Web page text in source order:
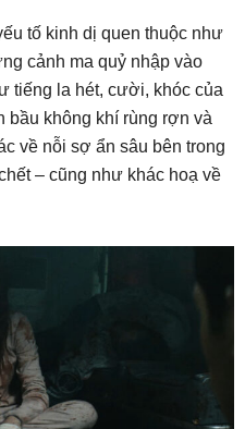
tố kinh dị quen thuộc như
cảnh ma quỷ nhập vào
tiếng la hét, cười, khóc của
bầu không khí rùng rợn và
về nỗi sợ ẩn sâu bên trong
– cũng như khác hoạ về